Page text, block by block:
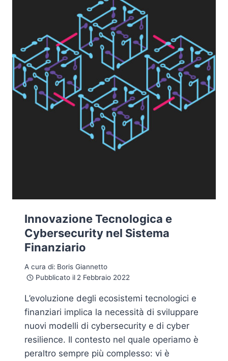
Innovazione Tecnologica e
Cybersecurity nel Sistema
Finanziario
A cura di: Boris Giannetto
Pubblicato il 2 Febbraio 2022
L’evoluzione degli ecosistemi tecnologici e
finanziari implica la necessità di sviluppare
nuovi modelli di cybersecurity e di cyber
resilience. Il contesto nel quale operiamo è
peraltro sempre più complesso: vi è